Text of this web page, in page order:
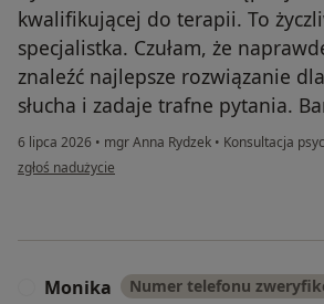
kwalifikującej do terapii. To
specjalistka. Czułam, że
znaleźć najlepsze rozwiązanie
słucha i zadaje trafne pytania.
6 lipca 2026 • mgr Anna Rydzek • Konsultacja
w opinii użytkownika PK
zgłoś nadużycie
Monika Numer telefonu